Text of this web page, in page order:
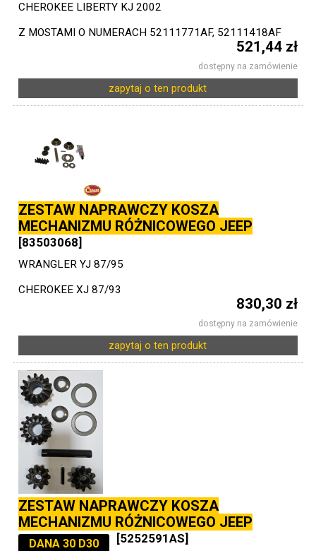
CHEROKEE LIBERTY KJ 2002
Z MOSTAMI O NUMERACH 52111771AF, 52111418AF
521,44 zł
dostępny na zamówienie
zapytaj o ten produkt
ZESTAW NAPRAWCZY KOSZA
MECHANIZMU RÓŻNICOWEGO JEEP
[83503068]
WRANGLER YJ 87/95
CHEROKEE XJ 87/93
830,30 zł
dostępny na zamówienie
zapytaj o ten produkt
ZESTAW NAPRAWCZY KOSZA
MECHANIZMU RÓŻNICOWEGO JEEP
DANA 30 D30 [5252591AS]